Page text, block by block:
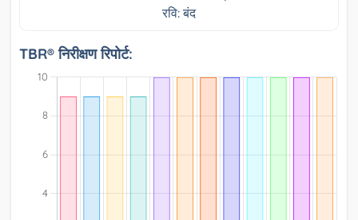
रवि: बंद
TBR® निरीक्षण रिपोर्ट: